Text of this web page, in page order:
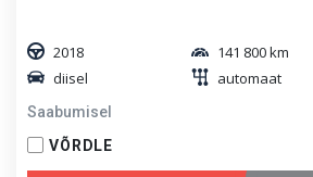
2018
141 800 km
diisel
automaat
Saabumisel
VÕRDLE